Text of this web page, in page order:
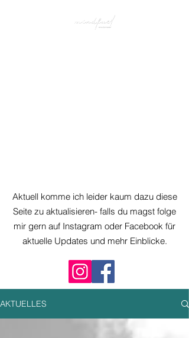
Aktuell komme ich leider kaum dazu diese
Seite zu aktualisieren- falls du magst folge
mir gern auf Instagram oder Facebook für
aktuelle Updates und mehr Einblicke.
AKTUELLES